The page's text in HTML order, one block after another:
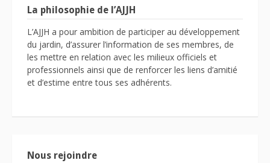
La philosophie de l’AJJH
L’AJJH a pour ambition de participer au développement
du jardin, d’assurer l’information de ses membres, de
les mettre en relation avec les milieux officiels et
professionnels ainsi que de renforcer les liens d’amitié
et d’estime entre tous ses adhérents.
Nous rejoindre